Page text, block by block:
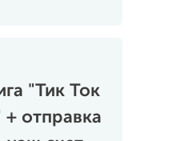
"Тик Ток
+ отправка